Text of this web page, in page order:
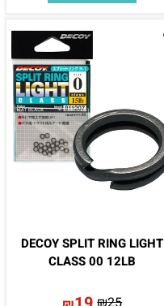
DECOY SPLIT RING LIGHT
CLASS 00 12LB